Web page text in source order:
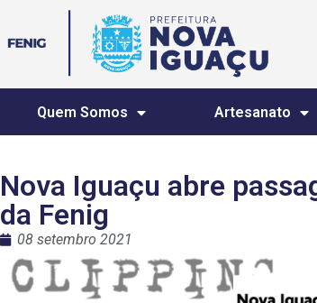
Quem Somos Artesanato
Nova Iguaçu abre
da Fenig
08 setembro 2021